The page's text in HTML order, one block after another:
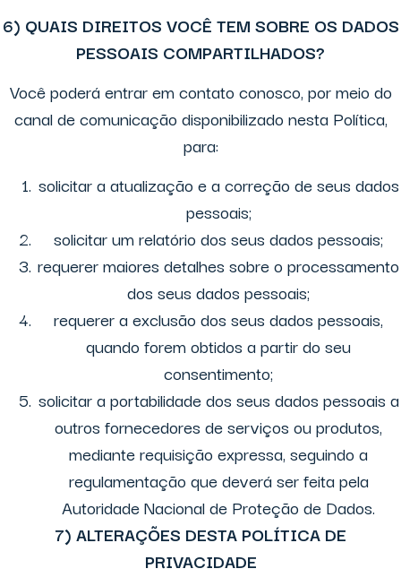
6) QUAIS DIREITOS VOCÊ TEM SOBRE OS DADOS
PESSOAIS COMPARTILHADOS?
Você poderá entrar em contato conosco, por meio do
canal de comunicação disponibilizado nesta Política,
para:
solicitar a atualização e a correção de seus dados
pessoais;
solicitar um relatório dos seus dados pessoais;
requerer maiores detalhes sobre o processamento
dos seus dados pessoais;
requerer a exclusão dos seus dados pessoais,
quando forem obtidos a partir do seu
consentimento;
solicitar a portabilidade dos seus dados pessoais a
outros fornecedores de serviços ou produtos,
mediante requisição expressa, seguindo a
regulamentação que deverá ser feita pela
Autoridade Nacional de Proteção de Dados.
7) ALTERAÇÕES DESTA POLÍTICA DE
PRIVACIDADE